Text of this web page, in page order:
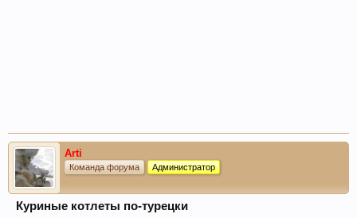
Arti
Команда форума Администратор
Куриные котлеты по-турецки